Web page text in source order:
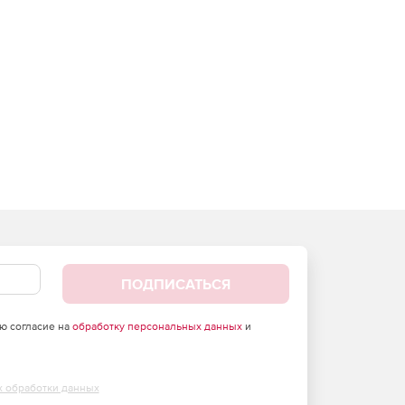
ПОДПИСАТЬСЯ
согласие на обработку персональных данныхи
обработки данных